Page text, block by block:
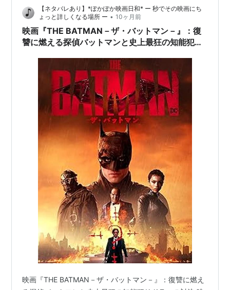
【ネタバレあり】*ぽかぽか映画日和* ー 秒でその映画にち
ょっと詳しくなる場所 ー • 10ヶ月前
映画『THE BATMAN－ザ・バットマン－』：復
讐に燃える探偵バットマンと史上最狂の知能犯リ
映画『THE BATMAN－ザ・バットマン－』：復讐に燃え